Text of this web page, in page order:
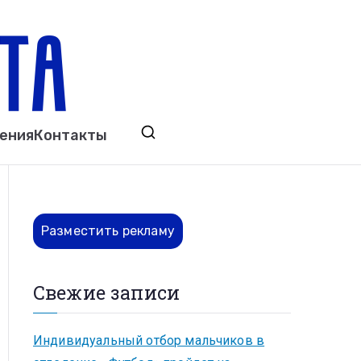
Выкса. Муром. Кулебаки. Навашино,
Контакты
Разместить рекламу
Свежие записи
Индивидуальный отбор мальчиков в